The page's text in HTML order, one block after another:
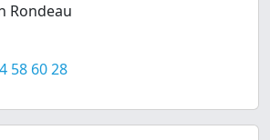
Rondeau
58 60 28